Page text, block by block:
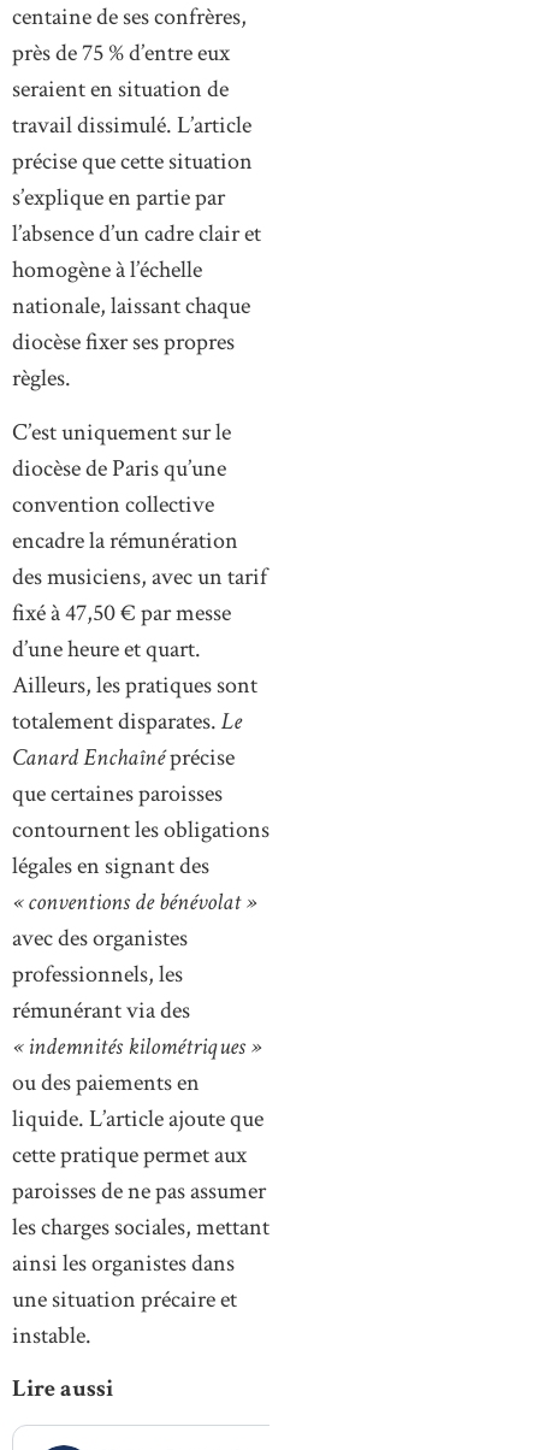
centaine de ses confrères,
près de 75 % d’entre eux
seraient en situation de
travail dissimulé. L’article
précise que cette situation
s’explique en partie par
l’absence d’un cadre clair et
homogène à l’échelle
nationale, laissant chaque
diocèse fixer ses propres
règles.
C’est uniquement sur le
diocèse de Paris qu’une
convention collective
encadre la rémunération
des musiciens, avec un tarif
fixé à 47,50 € par messe
d’une heure et quart.
Ailleurs, les pratiques sont
totalement disparates.Le
Canard Enchaînéprécise
que certaines paroisses
contournent les obligations
légales en signant des
« conventions de bénévolat »
avec des organistes
professionnels, les
rémunérant via des
« indemnités kilométriques »
ou des paiements en
liquide. L’article ajoute que
cette pratique permet aux
paroisses de ne pas assumer
les charges sociales, mettant
ainsi les organistes dans
une situation précaire et
instable.
Lire aussi